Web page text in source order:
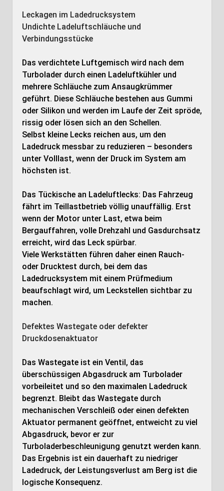
Leckagen im Ladedrucksystem
Undichte Ladeluftschläuche und
Verbindungsstücke
Das verdichtete Luftgemisch wird nach dem
Turbolader durch einen Ladeluftkühler und
mehrere Schläuche zum Ansaugkrümmer
geführt. Diese Schläuche bestehen aus Gummi
oder Silikon und werden im Laufe der Zeit spröde,
rissig oder lösen sich an den Schellen.
Selbst kleine Lecks reichen aus, um den
Ladedruck messbar zu reduzieren – besonders
unter Volllast, wenn der Druck im System am
höchsten ist.
Das Tückische an Ladeluftlecks: Das Fahrzeug
fährt im Teillastbetrieb völlig unauffällig. Erst
wenn der Motor unter Last, etwa beim
Bergauffahren, volle Drehzahl und Gasdurchsatz
erreicht, wird das Leck spürbar.
Viele Werkstätten führen daher einen Rauch-
oder Drucktest durch, bei dem das
Ladedrucksystem mit einem Prüfmedium
beaufschlagt wird, um Leckstellen sichtbar zu
machen.
Defektes Wastegate oder defekter
Druckdosenaktuator
Das Wastegate ist ein Ventil, das
überschüssigen Abgasdruck am Turbolader
vorbeileitet und so den maximalen Ladedruck
begrenzt. Bleibt das Wastegate durch
mechanischen Verschleiß oder einen defekten
Aktuator permanent geöffnet, entweicht zu viel
Abgasdruck, bevor er zur
Turboladerbeschleunigung genutzt werden kann.
Das Ergebnis ist ein dauerhaft zu niedriger
Ladedruck, der Leistungsverlust am Berg ist die
logische Konsequenz.